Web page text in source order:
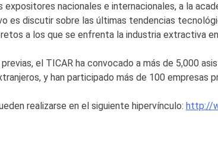
nacionales e internacionales, a la
es discutir sobre las últimas tendencias
a los que se enfrenta la industria extractiva
previas, el TICAR ha convocado a más de 5,000
y han participado más de 100 empresas
realizarse en el siguiente hipervínculo: http://